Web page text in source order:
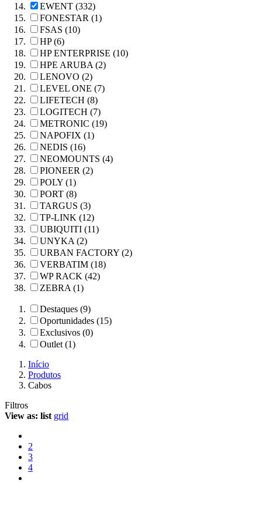
EWENT (332)
FONESTAR (1)
FSAS (10)
HP (6)
HP ENTERPRISE (10)
HPE ARUBA (2)
LENOVO (2)
LEVEL ONE (7)
LIFETECH (8)
LOGITECH (7)
METRONIC (19)
NAPOFIX (1)
NEDIS (16)
NEOMOUNTS (4)
PIONEER (2)
POLY (1)
PORT (8)
TARGUS (3)
TP-LINK (12)
UBIQUITI (11)
UNYKA (2)
URBAN FACTORY (2)
VERBATIM (18)
WP RACK (42)
ZEBRA (1)
Destaques (9)
Oportunidades (15)
Exclusivos (0)
Outlet (1)
Início
Produtos
Cabos
Filtros
View as: list grid
2
3
4